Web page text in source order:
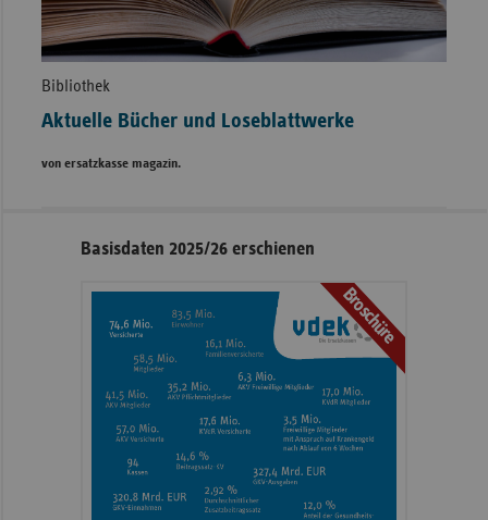
Bibliothek
Aktuelle Bücher und Loseblattwerke
von ersatzkasse magazin.
Seitennavigation
Seitenleiste
Informationen
Basisdaten 2025/26 erschienen
Broschüre